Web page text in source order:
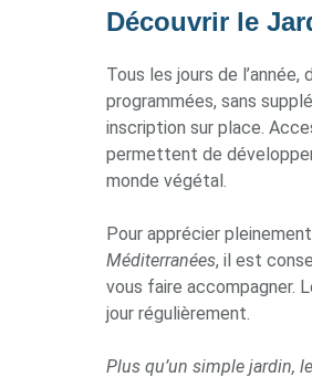
Découvrir le
Tous les jours de
programmées, sans
inscription sur place.
permettent de
monde végétal.
Pour apprécier
Méditerranées, il est
vous faire accompagner.
jour régulièrement.
Plus qu’un simple jardin,